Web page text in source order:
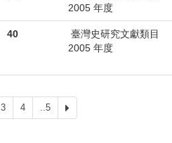
2005 年度
40
臺灣史研究文獻類目
2005 年度
3 4 ..5
一